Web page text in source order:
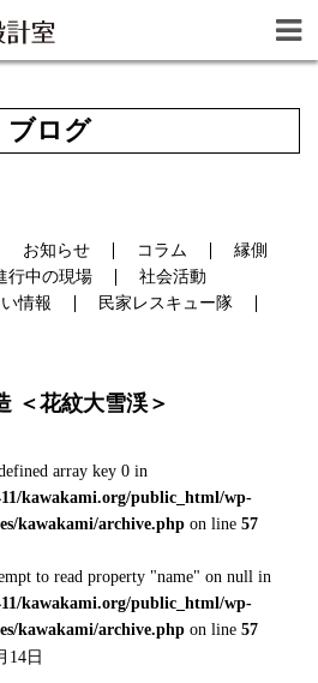
ブログ
お知らせ コラム
縁側
行中の現場
社会活動
情報
民家レスキュー隊
＜花紋大雪渓＞
array key 0 in
kawakami.org/public_html/wp-
kawakami/archive.phpon line 57
to read property "name" on null in
kawakami.org/public_html/wp-
kawakami/archive.phpon line 57
14日